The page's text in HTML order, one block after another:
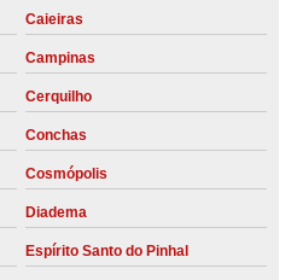
Caieiras
Campinas
Cerquilho
Conchas
Cosmópolis
Diadema
Espírito Santo do Pinhal